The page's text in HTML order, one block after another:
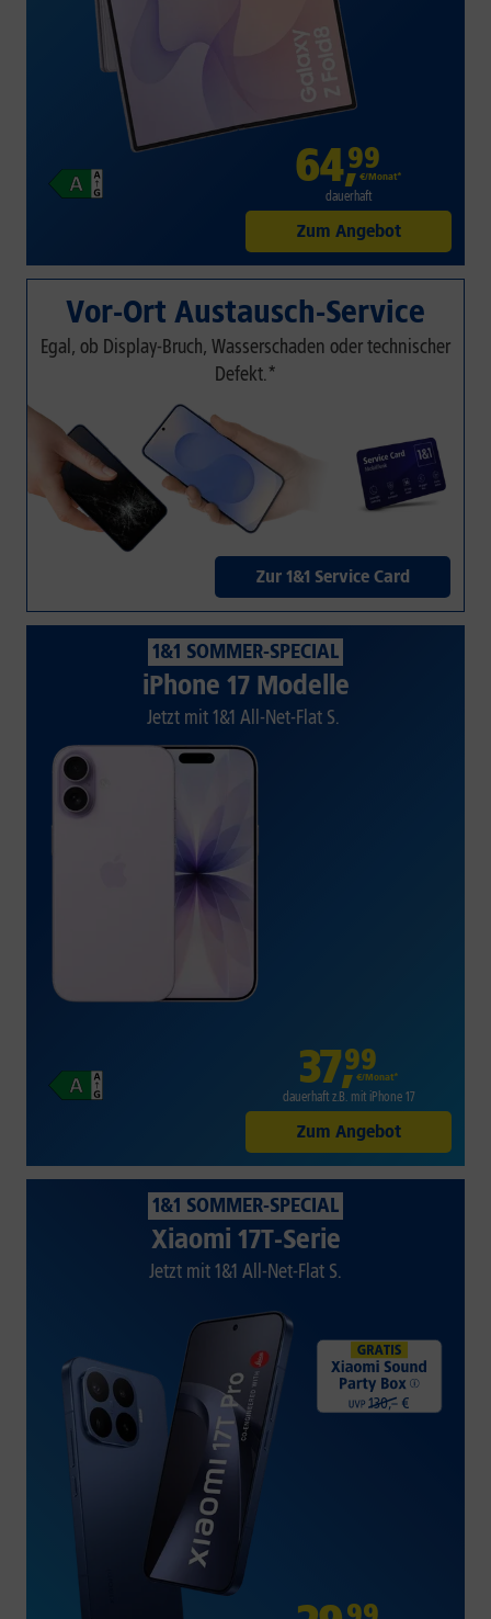
64,99
€/Monat*
dauerhaft
Zum Angebot
Vor-Ort Austausch-Service
Egal, ob Display-Bruch, Wasserschaden oder technischer
Defekt.*
Zur 1&1 Service Card
1&1 SOMMER-SPECIAL
iPhone 17 Modelle
Jetzt mit 1&1 All-Net-Flat S.
37,99
€/Monat*
dauerhaft z.B. mit iPhone 17
Zum Angebot
1&1 SOMMER-SPECIAL
Xiaomi 17T-Serie
Jetzt mit 1&1 All-Net-Flat S.